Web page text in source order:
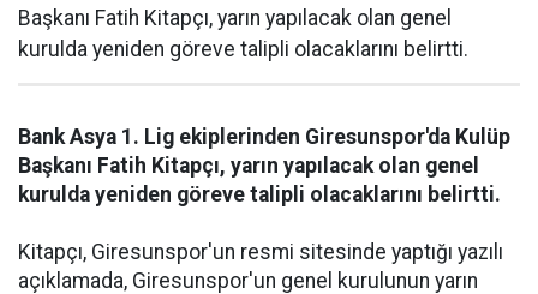
Başkanı Fatih Kitapçı, yarın yapılacak olan genel
kurulda yeniden göreve talipli olacaklarını belirtti.
Bank Asya 1. Lig ekiplerinden Giresunspor'da Kulüp
Başkanı Fatih Kitapçı, yarın yapılacak olan genel
kurulda yeniden göreve talipli olacaklarını belirtti.
Kitapçı, Giresunspor'un resmi sitesinde yaptığı yazılı
açıklamada, Giresunspor'un genel kurulunun yarın